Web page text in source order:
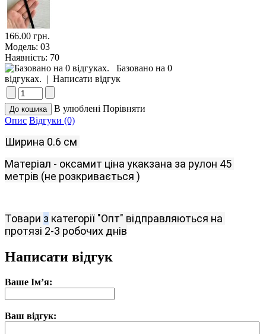
166.00 грн.
Модель: 03
Наявність: 70
Базовано на 0
відгуках. | Написати відгук
В улюблені Порівняти
Опис Відгуки (0)
Ширина 0.6 см
Матеріал - оксамит ціна укакзана за рулон 45
метрів (не розкривається )
Товари з категорії "Опт" відправляються на
протязі 2-3 робочих днів
Написати відгук
Ваше Ім’я:
Ваш відгук: